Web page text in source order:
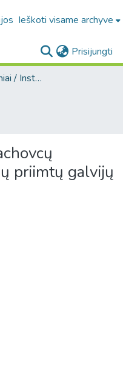
Ieškoti visame archyve
Prisijungti
5.3. Institucijų rinkiniai / Institutional collections
priimtų galvijų